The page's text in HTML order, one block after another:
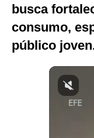
Fotogalerías
busca
consumo,
público